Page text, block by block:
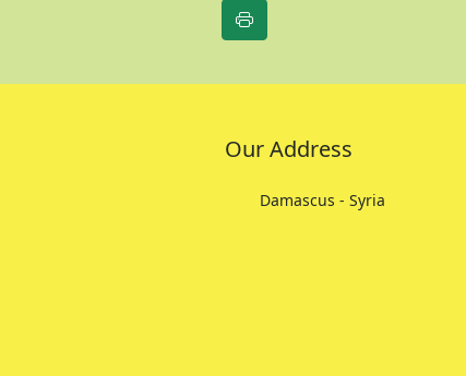
Our Address
Damascus - Syria